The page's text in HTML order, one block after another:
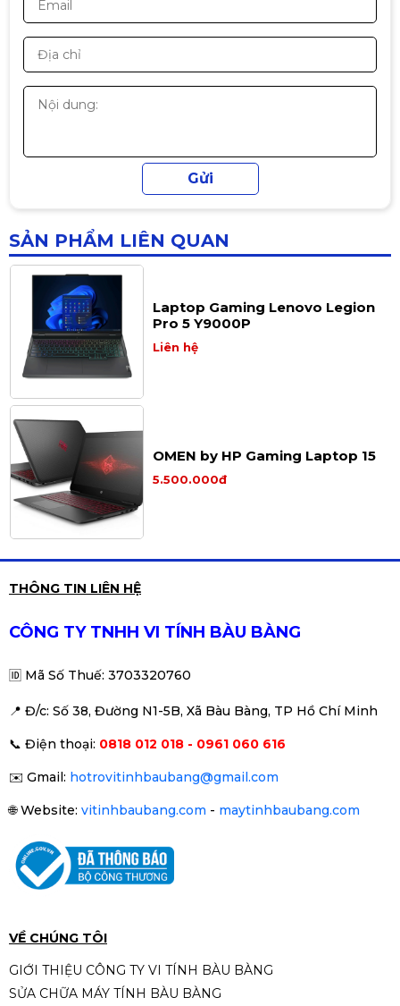
SẢN PHẨM LIÊN QUAN
Laptop Gaming Gigabyte G5
KF5-53VN383SH
Laptop Gaming Gigabyte G5 MF5
52VN383SH
Liên hệ
Laptop Gaming Lenovo Legion
Pro 5 Y9000P
Liên hệ
OMEN by HP Gaming Laptop 15
5.500.000đ
Liên hệ
THÔNG TIN LIÊN HỆ
CÔNG TY TNHH VI TÍNH BÀU BÀNG
🆔 Mã Số Thuế: 3703320760
📍 Đ/c: Số 38, Đường N1-5B, Xã Bàu Bàng, TP Hồ Chí Minh
📞 Điện thoại: 0818 012 018 - 0961 060 616
✉️ Gmail: hotrovitinhbaubang@gmail.com
🌐Website: vitinhbaubang.com - maytinhbaubang.com
VỀ CHÚNG TÔI
GIỚI THIỆU CÔNG TY VI TÍNH BÀU BÀNG
SỬA CHỮA MÁY TÍNH BÀU BÀNG